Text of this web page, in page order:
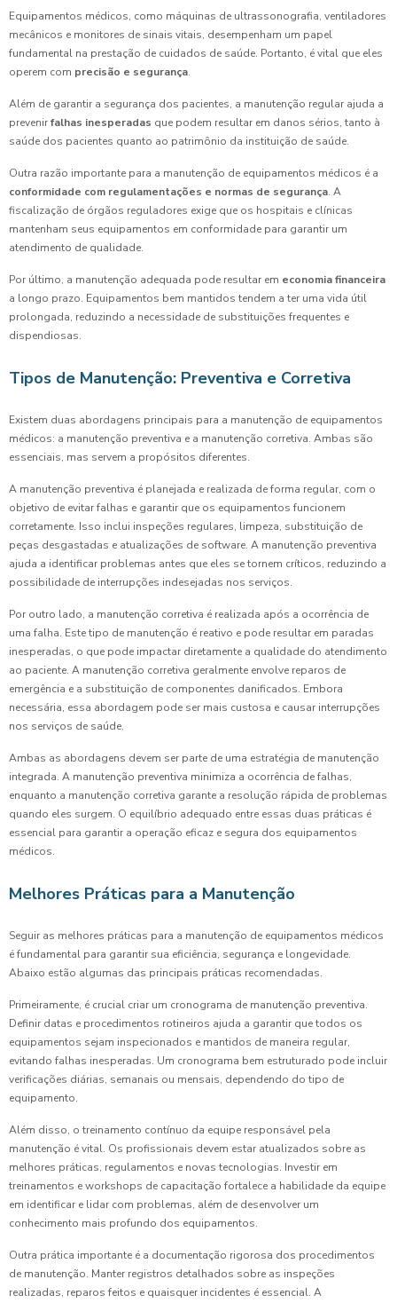
Equipamentos médicos, como máquinas de ultrassonografia, ventiladores
mecânicos e monitores de sinais vitais, desempenham um papel
fundamental na prestação de cuidados de saúde. Portanto, é vital que eles
operem com precisão e segurança.
Além de garantir a segurança dos pacientes, a manutenção regular ajuda a
prevenirfalhas inesperadas que podem resultar em danos sérios, tanto à
saúde dos pacientes quanto ao patrimônio da instituição de saúde.
Outra razão importante para a manutenção de equipamentos médicos é a
conformidade com regulamentações e normas de segurança. A
fiscalização de órgãos reguladores exige que os hospitais e clínicas
mantenham seus equipamentos em conformidade para garantir um
atendimento de qualidade.
Por último, a manutenção adequada pode resultar em economia financeira
a longo prazo. Equipamentos bem mantidos tendem a ter uma vida útil
prolongada, reduzindo a necessidade de substituições frequentes e
dispendiosas.
Tipos de Manutenção: Preventiva e Corretiva
Existem duas abordagens principais para a manutenção de equipamentos
médicos: a manutenção preventiva e a manutenção corretiva. Ambas são
essenciais, mas servem a propósitos diferentes.
A manutenção preventiva é planejada e realizada de forma regular, com o
objetivo de evitar falhas e garantir que os equipamentos funcionem
corretamente. Isso inclui inspeções regulares, limpeza, substituição de
peças desgastadas e atualizações de software. A manutenção preventiva
ajuda a identificar problemas antes que eles se tornem críticos, reduzindo a
possibilidade de interrupções indesejadas nos serviços.
Por outro lado, a manutenção corretiva é realizada após a ocorrência de
uma falha. Este tipo de manutenção é reativo e pode resultar em paradas
inesperadas, o que pode impactar diretamente a qualidade do atendimento
ao paciente. A manutenção corretiva geralmente envolve reparos de
emergência e a substituição de componentes danificados. Embora
necessária, essa abordagem pode ser mais custosa e causar interrupções
nos serviços de saúde.
Ambas as abordagens devem ser parte de uma estratégia de manutenção
integrada. A manutenção preventiva minimiza a ocorrência de falhas,
enquanto a manutenção corretiva garante a resolução rápida de problemas
quando eles surgem. O equilíbrio adequado entre essas duas práticas é
essencial para garantir a operação eficaz e segura dos equipamentos
médicos.
Melhores Práticas para a Manutenção
Seguir as melhores práticas para a manutenção de equipamentos médicos
é fundamental para garantir sua eficiência, segurança e longevidade.
Abaixo estão algumas das principais práticas recomendadas.
Primeiramente, é crucial criar um cronograma de manutenção preventiva.
Definir datas e procedimentos rotineiros ajuda a garantir que todos os
equipamentos sejam inspecionados e mantidos de maneira regular,
evitando falhas inesperadas. Um cronograma bem estruturado pode incluir
verificações diárias, semanais ou mensais, dependendo do tipo de
equipamento.
Além disso, o treinamento contínuo da equipe responsável pela
manutenção é vital. Os profissionais devem estar atualizados sobre as
melhores práticas, regulamentos e novas tecnologias. Investir em
treinamentos e workshops de capacitação fortalece a habilidade da equipe
em identificar e lidar com problemas, além de desenvolver um
conhecimento mais profundo dos equipamentos.
Outra prática importante é a documentação rigorosa dos procedimentos
de manutenção. Manter registros detalhados sobre as inspeções
realizadas, reparos feitos e quaisquer incidentes é essencial. A